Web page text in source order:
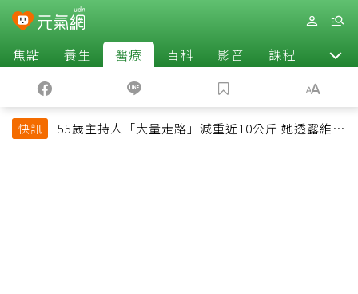
焦點 養生 醫療 百科 影音 課程 退休
快訊
55歲主持人「大量走路」減重近10公斤 她透露維持